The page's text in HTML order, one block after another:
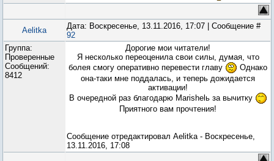
Aelitka
Дата: Воскресенье, 13.11.2016, 17:07 | Сообщение #
92
Группа:
Проверенные
Сообщений:
8412
Дорогие мои читатели!
Я несколько переоценила свои силы, думая, что
болея смогу оперативно перевести главу
Однако
она-таки мне поддалась, и теперь дожидается
активации!
В очередной раз благодарю Marishelь за вычитку
Приятного вам прочтения!
Сообщение отредактировал Aelitka- Воскресенье,
13.11.2016, 17:08